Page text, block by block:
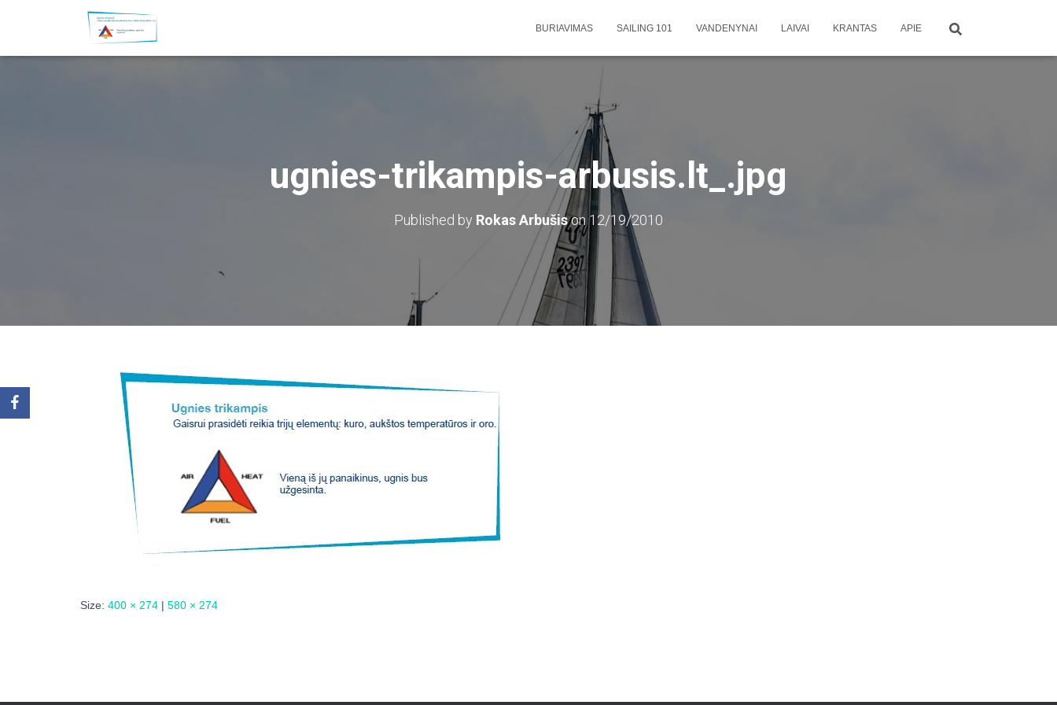
BURIAVIMAS SAILING 101 VANDENYNAI LAIVAI KRANTAS APIE
ugnies-trikampis-arbusis.lt_.jpg
Published by Rokas Arbušison12/19/2010
Size: 400 × 274 | 580 × 274